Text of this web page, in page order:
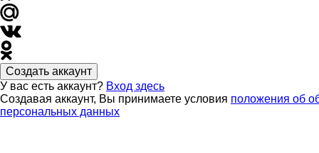
Создать аккаунт
У вас есть аккаунт? Вход здесь
Создавая аккаунт, Вы принимаете условия положения об
персональных данных